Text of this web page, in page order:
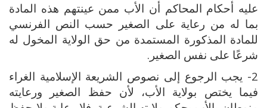
عليه أحكام المحاكم أن الأب ممن عينتهم هذه المادة
بما له من رعاية على الصغير حسب النص الفرنسي
للمادة المذكورة المستمدة من حق الولاية المخول له
شرعًا على نفس الصغير.
2- يجب الرجوع إلى نصوص الشريعة الإسلامية الغراء
فيما يختص بولاية الأب، لأن حفظ الصغير ورعايته